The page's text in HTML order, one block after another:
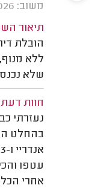
משוב: 22/05/2026
תיאור
ללא
שלא נכנסו
חוות
נעזרתי
בהחלט
אחרי